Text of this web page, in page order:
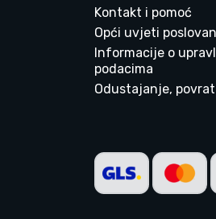
Kontakt i pomoć
Opći uvjeti
Informacije o
podacima
Odustajanje,